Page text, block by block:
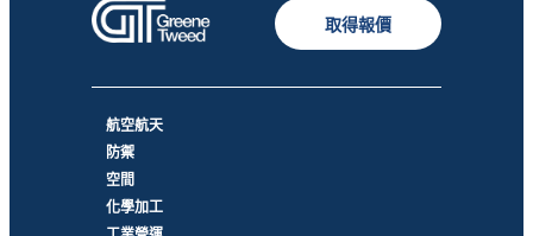
取得報價
航空航天
防禦
空間
化學加工